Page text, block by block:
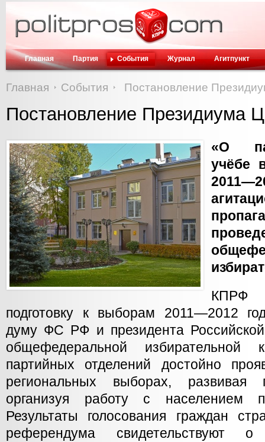
Главная Партия События Журнал Агитпункт
Главная События Постановление
Постановление Президиума
«О
учёбе
КПРФ
подготовку к выборам 2011—2012
думу ФС РФ и президента
общефедеральной
партийных отделений достойно
региональных выборах, развивая
организуя работу с населением
Результаты голосования граждан
референдума свидетельствуют